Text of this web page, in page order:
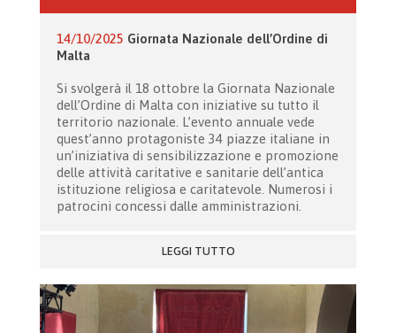
14/10/2025 Giornata Nazionale dell’Ordine di
Malta
Si svolgerà il 18 ottobre la Giornata Nazionale
dell’Ordine di Malta con iniziative su tutto il
territorio nazionale. L’evento annuale vede
quest’anno protagoniste 34 piazze italiane in
un’iniziativa di sensibilizzazione e promozione
delle attività caritative e sanitarie dell’antica
istituzione religiosa e caritatevole. Numerosi i
patrocini concessi dalle amministrazioni.
LEGGI TUTTO